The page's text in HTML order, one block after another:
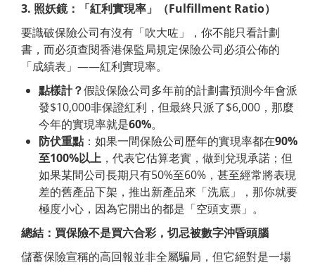
3. 照妖鏡：「紅利實現率」（Fulfillment Ratio）
要識破保險公司有沒有「吹大咗」，你不能只看計劃
書，而必須查閱香港保監局規定保險公司必須公佈的
「成績表」——紅利實現率。
點樣計？假設保險公司多年前的計劃書預測今年會派
發$10,000非保證紅利，但最終只派了$6,000，那麼
今年的實現率就是60%。
防伏重點 ：如果一間保險公司歷年的實現率都在90%
至100%以上 ，代表它估算老實，做到兌現承諾；但
如果某間公司長期只有50%至60%，甚至經常將表現
差的舊產品下架，推出新產品來「洗底」，那你就要
極度小心，因為它開出的都是「空頭支票」。
總結：買保險不是買六合彩，切忌被數字沖昏頭腦
儲蓄保險宣稱的高回報並非全屬騙局，但它絕對是一場